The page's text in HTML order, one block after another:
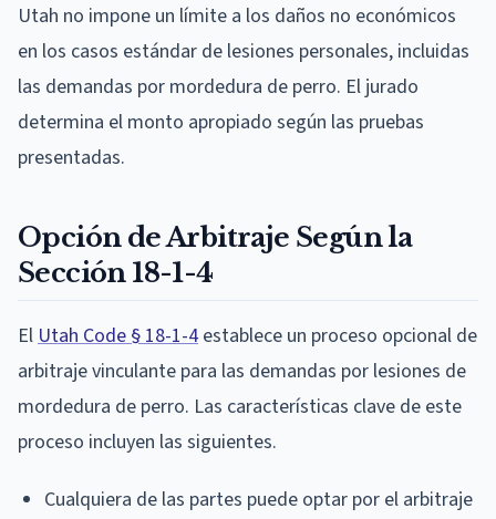
Utah no impone un límite a los daños no económicos
en los casos estándar de lesiones personales, incluidas
las demandas por mordedura de perro. El jurado
determina el monto apropiado según las pruebas
presentadas.
Opción de Arbitraje Según la
Sección 18-1-4
El Utah Code § 18-1-4 establece un proceso opcional de
arbitraje vinculante para las demandas por lesiones de
mordedura de perro. Las características clave de este
proceso incluyen las siguientes.
Cualquiera de las partes puede optar por el arbitraje